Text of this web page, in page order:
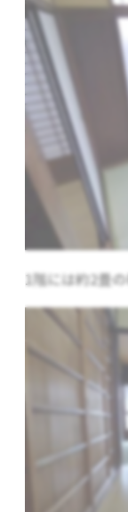
1階には約2畳の